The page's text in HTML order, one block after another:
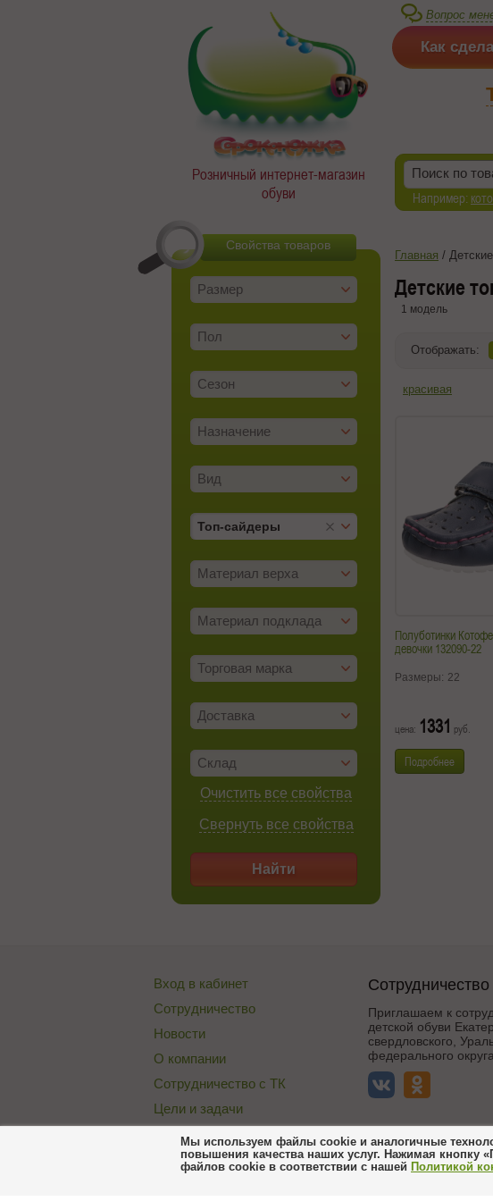
Розничный интернет-магазин
обуви
Например:
Вопрос
Как
Размер
Пол
Сезон
Назначение
Вид
Топ-сайдеры
Материал верха
Материал подклада
Торговая марка
Доставка
Склад
Очистить все свойства
Свернуть все свойства
Найти
Свойства товаров
Главная /
Детские
1 модель
Отображать:
красивая
Полуботинки
девочки 132090-22
Размеры: 22
цена: 1331 руб.
Подробнее
Вход в кабинет
Сотрудничество
Новости
О компании
Сотрудничество с ТК
Цели и задачи
Публичная оферта
Договор со складом
Сотрудничество
Приглашаем к
детской обуви
свердловского,
федерального
Мы используем файлы cookie и аналогичные
повышения качества наших услуг. Нажимая кнопку
файлов cookie в соответствии с нашей Политикой